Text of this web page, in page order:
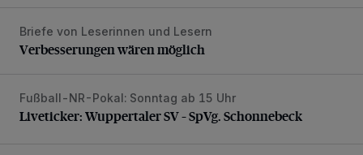
Verbesserungen wären möglich
Briefe von Leserinnen und Lesern
Verbesserungen wären möglich
Liveticker: Wuppertaler SV – SpVg. Schonnebeck
Fußball-NR-Pokal: Sonntag ab 15 Uhr
Liveticker: Wuppertaler SV – SpVg. Schonnebeck